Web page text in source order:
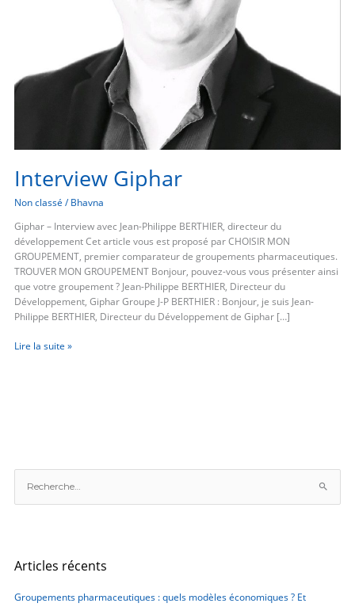
Interview Giphar
Non classé /Bhavna
Giphar – Interview avec Jean-Philippe BERTHIER, directeur du
développement Cet article vous est proposé par CHOISIR MON
GROUPEMENT, premier comparateur de groupements pharmaceutiques.
TROUVER MON GROUPEMENT Bonjour, pouvez-vous vous présenter ainsi
que votre groupement ? Jean-Philippe BERTHIER, Directeur du
Développement, Giphar Groupe J-P BERTHIER : Bonjour, je suis Jean-
Philippe BERTHIER, Directeur du Développement de Giphar […]
Lire la suite »
e
e
c
Articles récents
Groupements pharmaceutiques : quels modèles économiques ? Et